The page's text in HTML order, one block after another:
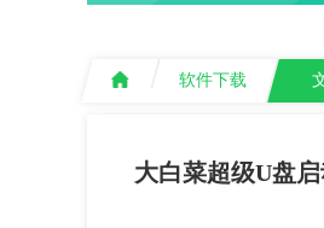
软件下载
大白菜超级U盘